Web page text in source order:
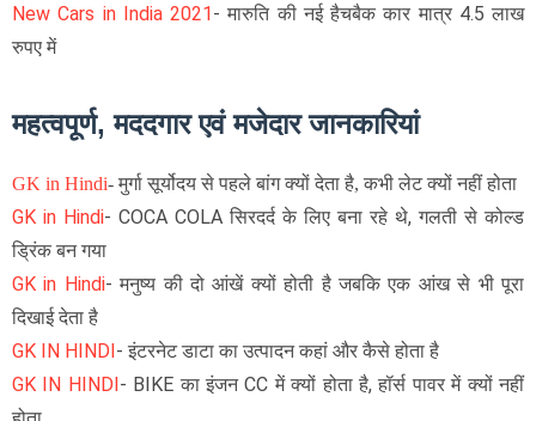
New Cars in India 2021- मारुति की नई हैचबैक कार मात्र 4.5 लाख
रुपए में
महत्वपूर्ण, मददगार एवं मजेदार जानकारियां
GK in Hindi- मुर्गा सूर्योदय से पहले बांग क्यों देता है, कभी लेट क्यों नहीं होता
GK in Hindi- COCA COLA सिरदर्द के लिए बना रहे थे, गलती से कोल्ड
ड्रिंक बन गया
GK in Hindi-मनुष्य की दो आंखें क्यों होती है जबकि एक आंख से भी पूरा
दिखाई देता है
GK IN HINDI- इंटरनेट डाटा का उत्पादन कहां और कैसे होता है
GK IN HINDI- BIKE का इंजन CC में क्यों होता है, हॉर्स पावर में क्यों नहीं